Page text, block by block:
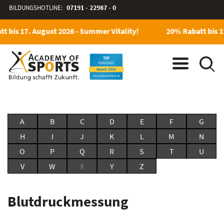
BILDUNGSHOTLINE: 07191 - 22987 - 0
bis 17. August 2026 - Summer Vitality! 20% Rabatt bis
A B C D E F
G
H
I J K L M
N
O
P Q R S T
U
V
W X Y Z
Blutdruckmessung